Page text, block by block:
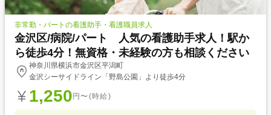
非常勤・パートの看護助手・看護職員求人
金沢区/病院/パート 人気の看護助手求人！駅か
ら徒歩4分！無資格・未経験の方も相談ください
神奈川県横浜市金沢区平潟町
金沢シーサイドライン「野島公園」より徒歩4分
1,250 円〜(時給)